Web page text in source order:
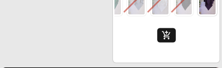
add_shopping_cart